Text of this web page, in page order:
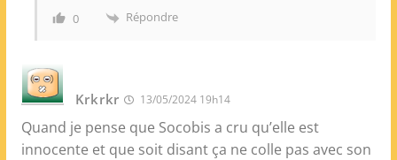
0 Répondre
Krkrkr 13/05/2024 19h14
Quand je pense que Socobis a cru qu’elle est
innocente et que soit disant ça ne colle pas avec son